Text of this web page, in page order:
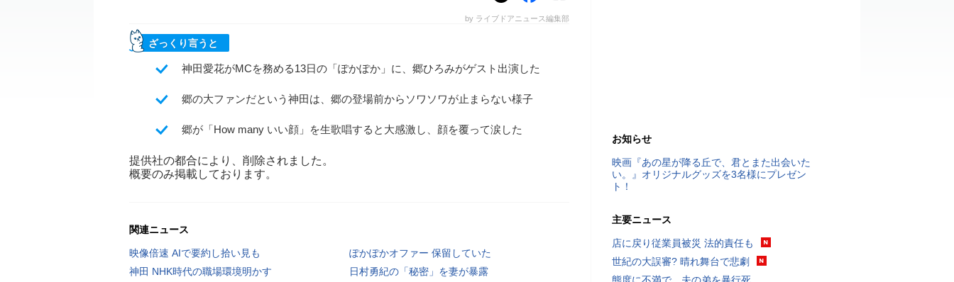
by ライブドアニュース編集部
ざっくり言うと
神田愛花がMCを務める13日の「ぽかぽか」に、郷ひろみがゲスト出演した
郷の大ファンだという神田は、郷の登場前からソワソワが止まらない様子
郷が「How many いい顔」を生歌唱すると大感激し、顔を覆って涙した
提供社の都合により、削除されました。
概要のみ掲載しております。
関連ニュース
映像倍速 AIで要約し拾い見も
ぽかぽかオファー 保留していた
神田 NHK時代の職場環境明かす
日村勇紀の「秘密」を妻が暴露
お知らせ
映画『あの星が降る丘で、君とまた出会いた
い。』オリジナルグッズを3名様にプレゼン
ト！
主要ニュース
店に戻り従業員被災 法的責任も
世紀の大誤審? 晴れ舞台で悲劇